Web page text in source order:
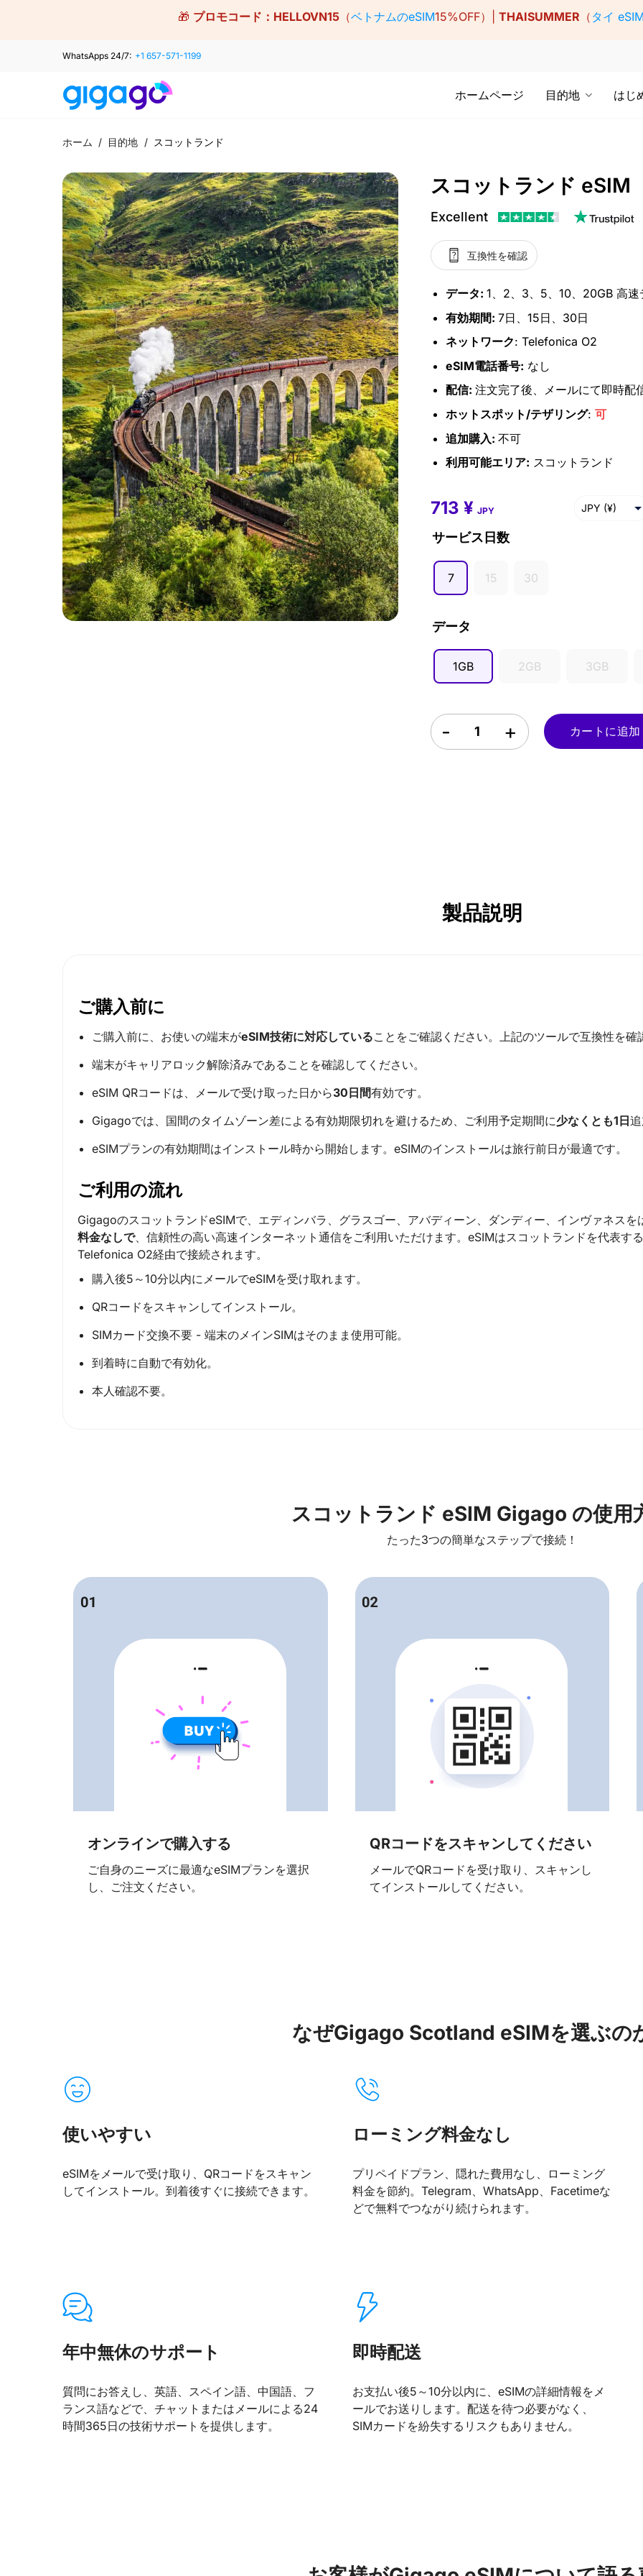
🎁 プロモコード： HELLOVN15（ベトナムのeSIM15%OFF）| THAISUMMER （ タイ
WhatsApps 24/7: +1 657-571-1199
ホームページ 目的地 はじ
ホーム / 目的地 / スコットランド
スコットランド eSIM
Excellent
互換性を確認
データ: 1、2、3、5、10、20GB 高
有効期間: 7日、15日、30日
ネットワーク: Telefonica O2
eSIM電話番号: なし
配信: 注文完了後、メールにて即時配
ホットスポット/テザリング: 可
追加購入: 不可
利用可能エリア: スコットランド
713 ¥ –4,595 JPY (¥)
SGD ($)
サービス日数
7 15 30
データ
1GB 2GB 3GB
713 ¥ JPY
スコットランド eSIM quantity
カートに追
製品説明
ご購入前に
ご購入前に、お使いの端末がeSIM技術に対応していることをご確認ください。上記のツールで互換性を確
端末がキャリアロック解除済みであることを確認してください。
eSIM QRコードは、メールで受け取った日から30日間有効です。
Gigagoでは、国間のタイムゾーン差による有効期限切れを避けるため、ご利用予定期間に少なくとも1日
eSIMプランの有効期間はインストール時から開始します。eSIMのインストールは旅行前日が最適です。
ご利用の流れ
GigagoのスコットランドeSIMで、エディンバラ、グラスゴー、アバディーン、ダンディー、インヴァネス
料金なしで、信頼性の高い高速インターネット通信をご利用いただけます。eSIMはスコットランドを代表す
Telefonica O2経由で接続されます。
購入後5～10分以内にメールでeSIMを受け取れます。
QRコードをスキャンしてインストール。
SIMカード交換不要 - 端末のメインSIMはそのまま使用可能。
到着時に自動で有効化。
本人確認不要。
スコットランド eSIM Gigago の使用
たった3つの簡単なステップで接続！
オンラインで購入する
ご自身のニーズに最適なeSIMプランを選択
し、ご注文ください。
QRコードをスキャンしてください
メールでQRコードを受け取り、スキャンし
てインストールしてください。
なぜGigago Scotland eSIMを選ぶの
使いやすい
eSIMをメールで受け取り、QRコードをスキャン
してインストール。到着後すぐに接続できます。
ローミング料金なし
プリペイドプラン、隠れた費用なし、ローミング
料金を節約。Telegram、WhatsApp、Facetimeな
どで無料でつながり続けられます。
年中無休のサポート
質問にお答えし、英語、スペイン語、中国語、フ
ランス語などで、チャットまたはメールによる24
時間365日の技術サポートを提供します。
即時配送
お支払い後5～10分以内に、eSIMの詳細情報をメ
ールでお送りします。配送を待つ必要がなく、
SIMカードを紛失するリスクもありません。